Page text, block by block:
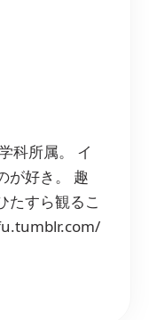
科所属。 イ
が好き。 趣
たすら観るこ